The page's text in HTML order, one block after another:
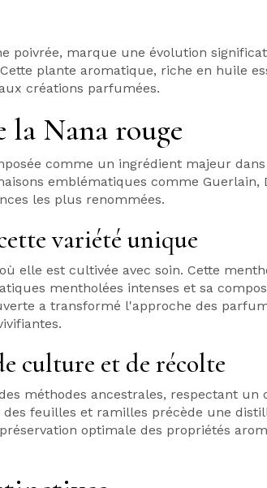
poivrée, marque une évolution
plante aromatique, riche en huile
créations parfumées.
la Nana rouge
comme un ingrédient majeur
emblématiques comme Guerlain,
les plus renommées.
variété unique
elle est cultivée avec soin. Cette
mentholées intenses et sa
a transformé l'approche des
culture et de récolte
méthodes ancestrales, respectant un
feuilles et ramilles précède une
optimale des propriétés